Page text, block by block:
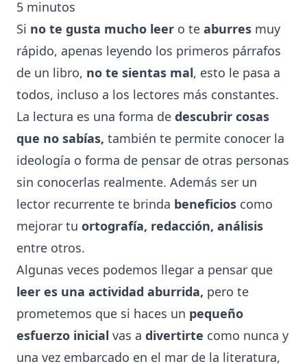
5 minutos
Si no te gusta mucho leer o te aburres muy
rápido, apenas leyendo los primeros párrafos
de un libro, no te sientas mal, esto le pasa a
todos, incluso a los lectores más constantes.
La lectura es una forma de descubrir cosas
que no sabías, también te permite conocer la
ideología o forma de pensar de otras personas
sin conocerlas realmente. Además ser un
lector recurrente te brinda beneficios como
mejorar tu ortografía, redacción, análisis
entre otros.
Algunas veces podemos llegar a pensar que
leer es una actividad aburrida, pero te
prometemos que si haces un pequeño
esfuerzo inicial vas a divertirte como nunca y
una vez embarcado en el mar de la literatura,